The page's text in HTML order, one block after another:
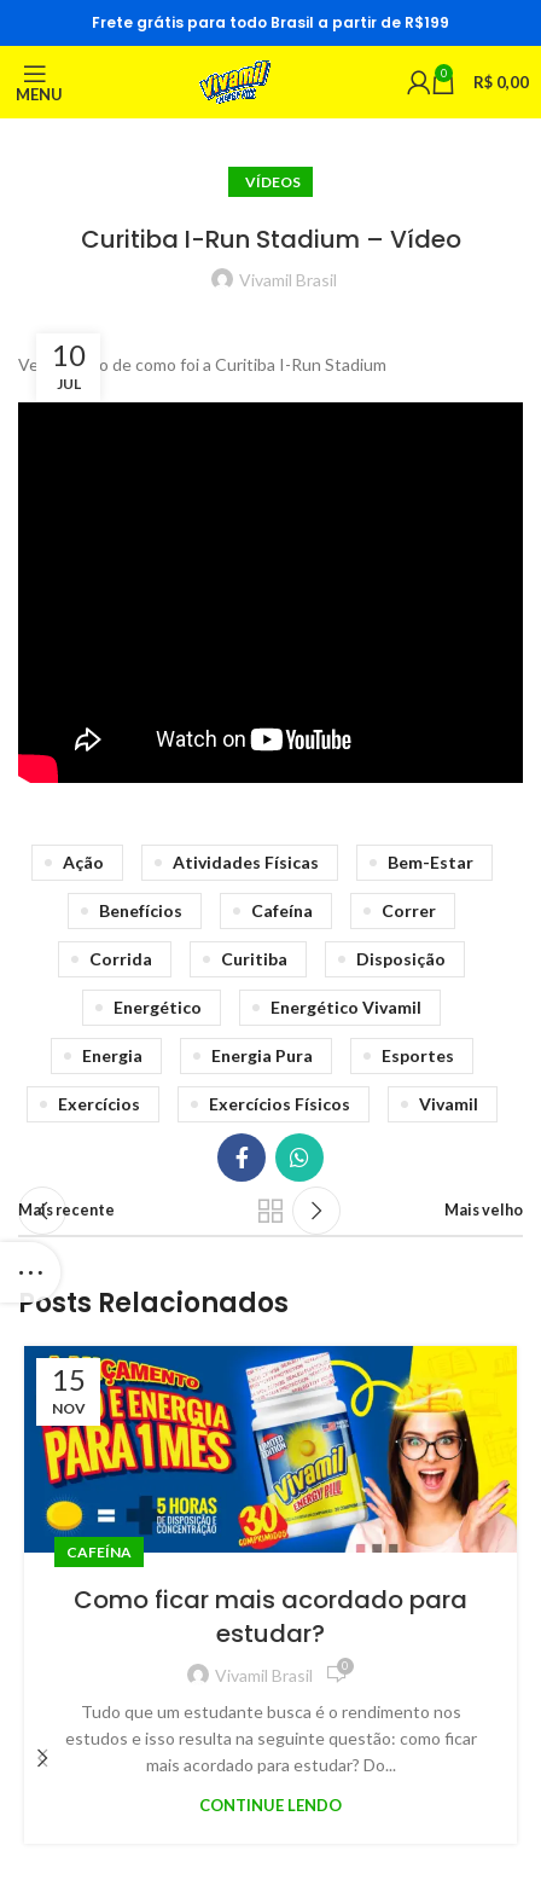
Frete grátis para todo Brasil a partir de R$199
MENU
0 R$ 0,00
VÍDEOS
Curitiba I-Run Stadium – Vídeo
Vivamil Brasil
10
JUL
Veja o vídeo de como foi a Curitiba I-Run Stadium
Ação Atividades Físicas Bem-Estar
Benefícios Cafeína Correr
Corrida Curitiba Disposição
Energético Energético Vivamil
Energia Energia Pura Esportes
Exercícios Exercícios Físicos Vivamil
Mais recente Mais velho
Posts Relacionados
15
NOV
CAFEÍNA
Como ficar mais acordado para
estudar?
Vivamil Brasil 0
Tudo que um estudante busca é o rendimento nos
estudos e isso resulta na seguinte questão: como ficar
mais acordado para estudar? Do...
CONTINUE LENDO